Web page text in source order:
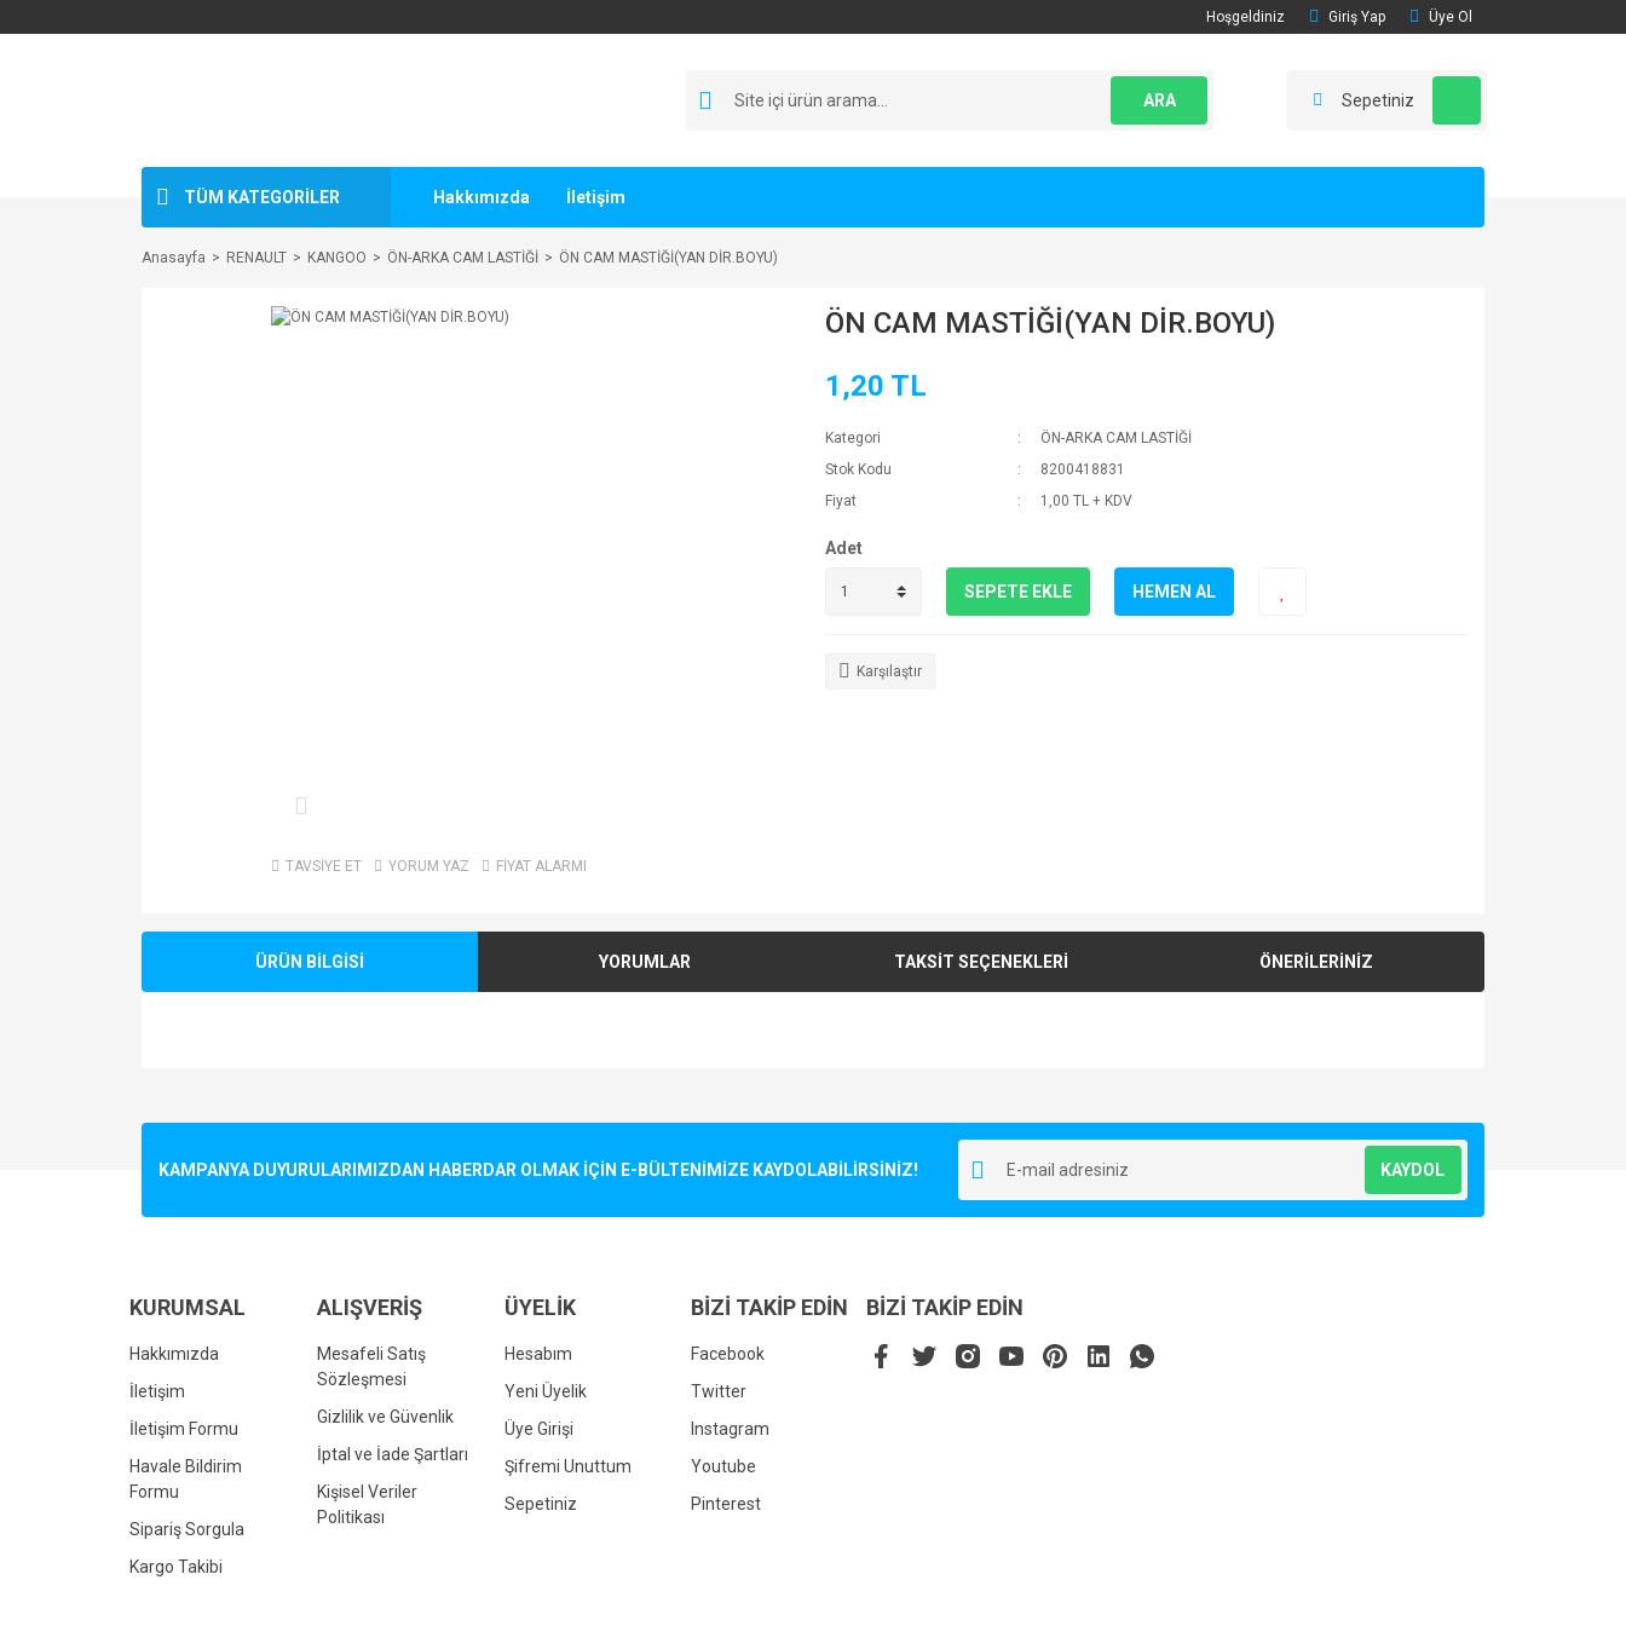
Hoşgeldiniz Giriş Yap Üye Ol
ARA Sepetiniz
TÜM KATEGORİLER Hakkımızda İletişim
Anasayfa RENAULT KANGOO ÖN-ARKA CAM LASTİĞİ ÖN CAM MASTİĞİ(YAN DİR.BOYU)
TAVSİYE ET YORUM YAZ FİYAT ALARMI
ÖN CAM MASTİĞİ(YAN DİR.BOYU)
1,20 TL
Kategori
ÖN-ARKA CAM LASTİĞİ
Stok Kodu
8200418831
Fiyat
1,00 TL + KDV
Adet
SEPETE EKLE HEMEN AL
Karşılaştır
ÜRÜN BİLGİSİ YORUMLAR TAKSİT SEÇENEKLERİ ÖNERİLERİNİZ
Ürün resmi kalitesiz, bozuk veya görüntülenemiyor.
Bu ürüne benzer farklı alternatifler olmalı.
KAMPANYA DUYURULARIMIZDAN HABERDAR OLMAK İÇİN E-BÜLTENİMİZE KAYDOLABİLİRSİNİZ! KAYDOL
KURUMSAL
Hakkımızda
İletişim
İletişim Formu
Havale Bildirim
Formu
Sipariş Sorgula
Kargo Takibi
ALIŞVERİŞ
Mesafeli Satış
Sözleşmesi
Gizlilik ve Güvenlik
İptal ve İade Şartları
Kişisel Veriler
Politikası
ÜYELİK
Hesabım
Yeni Üyelik
Üye Girişi
Şifremi Unuttum
Sepetiniz
BİZİ TAKİP EDİN
Facebook
Twitter
Instagram
Youtube
Pinterest
BİZİ TAKİP EDİN